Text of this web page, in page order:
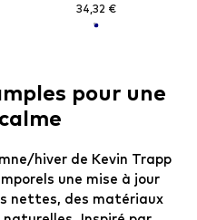
34,32 €
pour une
hiver de Kevin Trapp
une mise à jour
nettes, des matériaux